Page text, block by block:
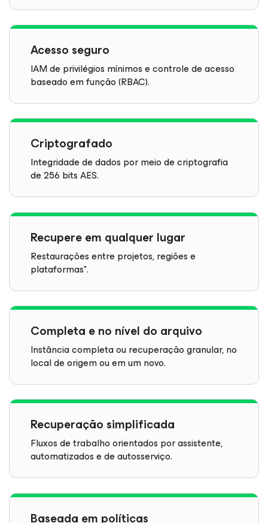
Acesso seguro
IAM de privilégios mínimos e controle de acesso
baseado em função (RBAC).
Criptografado
Integridade de dados por meio de criptografia
de 256 bits AES.
Recupere em qualquer lugar
Restaurações entre projetos, regiões e
plataformas*.
Completa e no nível do arquivo
Instância completa ou recuperação granular, no
local de origem ou em um novo.
Recuperação simplificada
Fluxos de trabalho orientados por assistente,
automatizados e de autosserviço.
Baseada em políticas